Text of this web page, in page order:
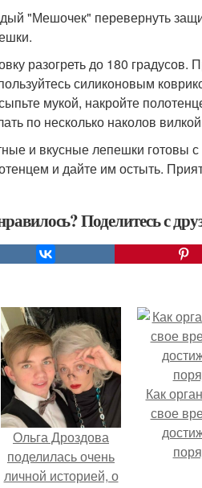
"Мешочек" перевернуть
разогреть до 180
силиконовым
мукой, накройте
по несколько наколов
и вкусные лепешки готовы
и дайте им остыть.
Поделитесь с
Ольга Дроздова
поделилась очень
личной историей, о
Как
свое